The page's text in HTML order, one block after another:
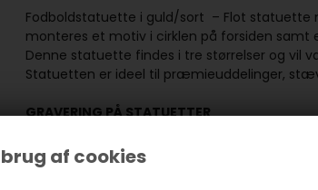
af cookies
Fodboldstatuette i guld/sort – Flot
monteres et motiv i cirklen på forsiden samt
Denne statuette findes i tre størrelser og
Statuetten er ideel til præmieuddelinger,
GRAVERING PÅ STATUETTER
Der graveres på et sokkelskilt, som
bliver centreret og sættes pænt op. Vores
afhængigt af, hvilken statuette de skal